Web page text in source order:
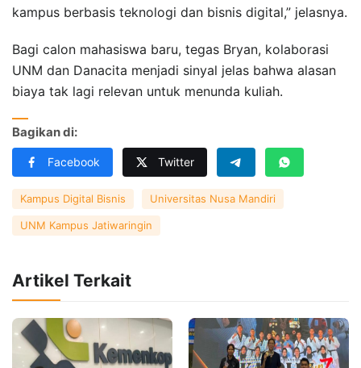
kampus berbasis teknologi dan bisnis digital,” jelasnya.
Bagi calon mahasiswa baru, tegas Bryan, kolaborasi
UNM dan Danacita menjadi sinyal jelas bahwa alasan
biaya tak lagi relevan untuk menunda kuliah.
Bagikan di:
Facebook Twitter
Kampus Digital Bisnis Universitas Nusa Mandiri
UNM Kampus Jatiwaringin
Artikel Terkait